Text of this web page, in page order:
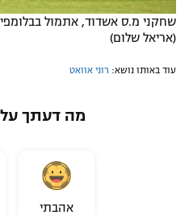
שחקני מ.ס אשדוד, אתמול
(אריאל שלום)
עוד באותו נושא: רוני אוואט
מה דעתך
אהבתי